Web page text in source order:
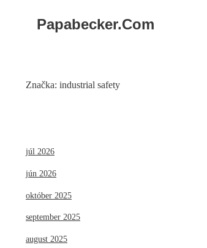
Papabecker.com
Značka: industrial safety
júl 2026
jún 2026
október 2025
september 2025
august 2025